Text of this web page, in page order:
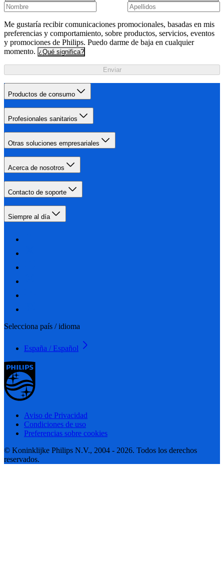
Me gustaría recibir comunicaciones promocionales, basadas en mis
preferencias y comportamiento, sobre productos, servicios, eventos
y promociones de Philips. Puedo darme de baja en cualquier
momento. ¿Qué significa?
Enviar
Productos de consumo
Profesionales sanitarios
Otras soluciones empresariales
Acerca de nosotros
Contacto de soporte
Siempre al día
Selecciona país / idioma
España / Español
Aviso de Privacidad
Condiciones de uso
Preferencias sobre cookies
© Koninklijke Philips N.V., 2004 - 2026. Todos los derechos
reservados.